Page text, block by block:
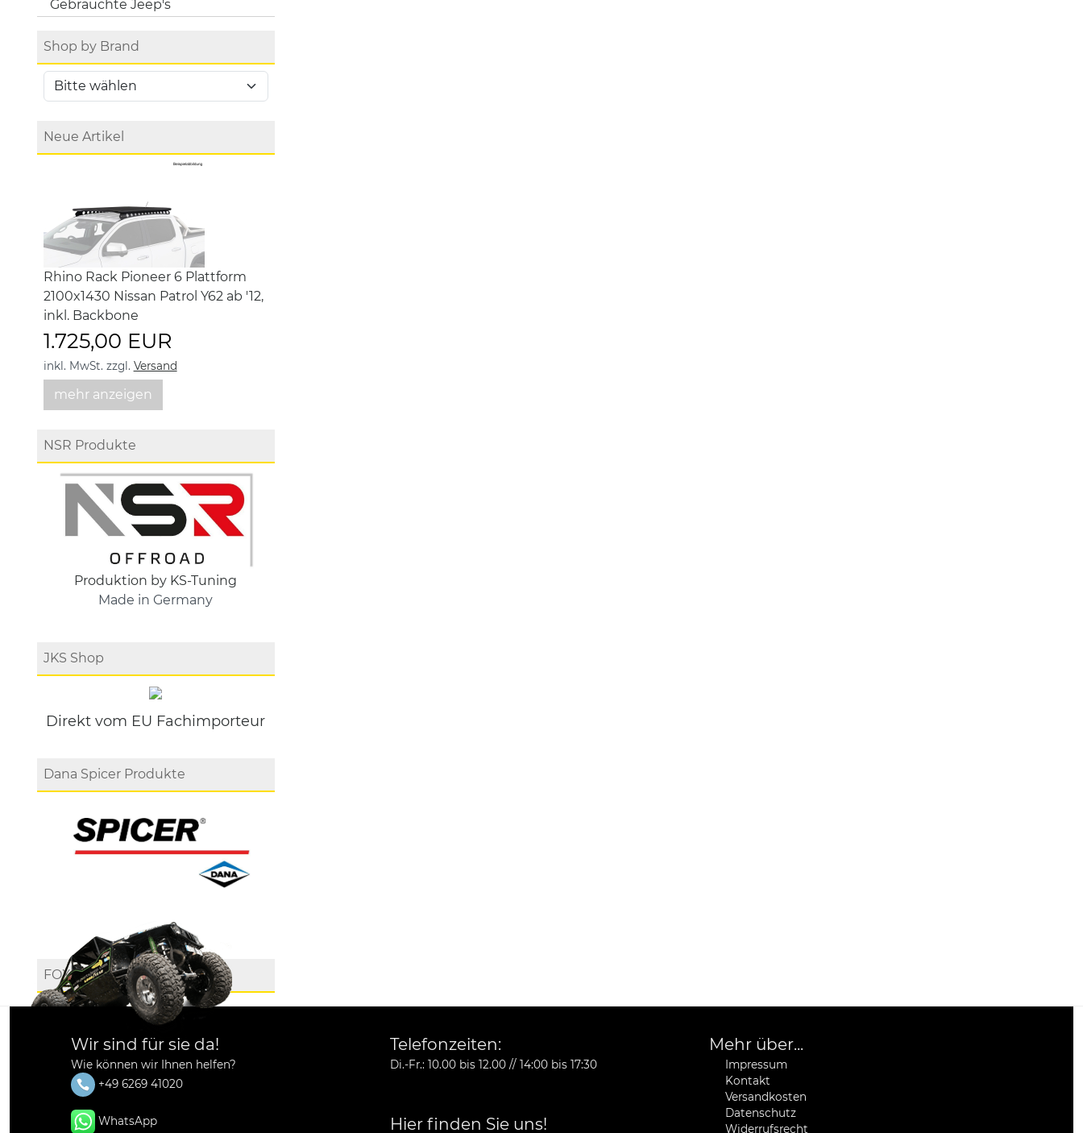
Gebrauchte Jeep's
Shop by Brand
Neue Artikel
Rhino Rack Pioneer 6 Plattform
2100x1430 Nissan Patrol Y62 ab '12,
inkl. Backbone
1.725,00 EUR
inkl. MwSt. zzgl. Versand
mehr anzeigen
NSR Produkte
Produktion by KS-Tuning
Made in Germany
JKS Shop
Direkt vom EU Fachimporteur
Dana Spicer Produkte
FOX
Wir sind für sie da!
Wie können wir Ihnen helfen?
+49 6269 41020
WhatsApp
Telefonzeiten:
Di.-Fr.: 10.00 bis 12.00 // 14:00 bis 17:30
Hier finden Sie uns!
Mehr über...
Impressum
Kontakt
Versandkosten
Datenschutz
Widerrufsrecht